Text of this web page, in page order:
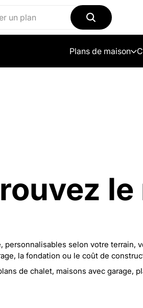
Plans de maison
selon votre
la fondation ou le coût de
de chalet, maisons avec garage,